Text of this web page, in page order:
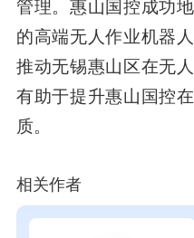
管理。惠山国控成功
的高端无人作业机器
推动无锡惠山区在无
有助于提升惠山国控
质。
相关作者